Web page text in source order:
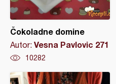
Čokoladne domine
Autor: Vesna Pavlovic 271
10282